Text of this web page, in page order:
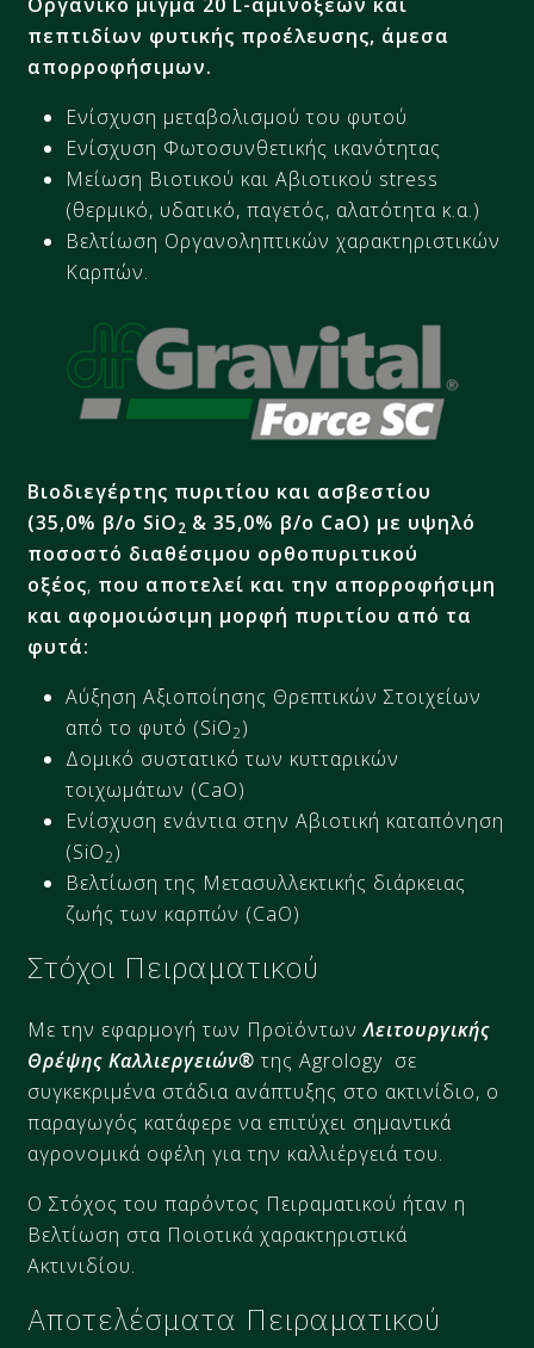
πεπτιδίων φυτικής προέλευσης, άμεσα
απορροφήσιμων.
Ενίσχυση μεταβολισμού του φυτού
Ενίσχυση Φωτοσυνθετικής ικανότητας
Μείωση Βιοτικού και Αβιοτικού stress
(θερμικό, υδατικό, παγετός, αλατότητα κ.α.)
Βελτίωση Οργανοληπτικών χαρακτηριστικών
Καρπών.
Βιοδιεγέρτης πυριτίου και ασβεστίου
(35,0% β/o SiO2 & 35,0% β/ο CaO) με υψηλό
ποσοστό διαθέσιμου ορθοπυριτικού
οξέος, που αποτελεί και την απορροφήσιμη
και αφομοιώσιμη μορφή πυριτίου από τα
φυτά:
Αύξηση Αξιοποίησης Θρεπτικών Στοιχείων
από το φυτό (SiO2)
Δομικό συστατικό των κυτταρικών
τοιχωμάτων (CaO)
Ενίσχυση ενάντια στην Αβιοτική καταπόνηση
(SiO2)
Βελτίωση της Μετασυλλεκτικής διάρκειας
ζωής των καρπών (CaO)
Στόχοι Πειραματικού
Με την εφαρμογή των ΠροϊόντωνΛειτουργικής
Θρέψης Καλλιεργειών® της Agrology σε
συγκεκριμένα στάδια ανάπτυξης στο ακτινίδιο, ο
παραγωγός κατάφερε να επιτύχει σημαντικά
αγρονομικά οφέλη για την καλλιέργειά του.
Ο Στόχος του παρόντος Πειραματικού ήταν η
Βελτίωση στα Ποιοτικά χαρακτηριστικά
Ακτινιδίου.
Αποτελέσματα Πειραματικού